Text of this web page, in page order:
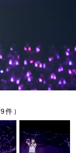
件）